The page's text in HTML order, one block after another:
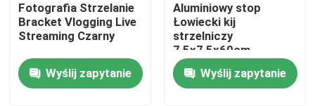
O nas
Wycieczka po fabryce
Fotografia Strzelanie
Bracket Vlogging Live
Streaming Czarny
Wyślij zapytanie
Aluminiowy stop
Łowiecki kij
strzelniczy
7,5x7,5x60cm
Wyślij zapytanie